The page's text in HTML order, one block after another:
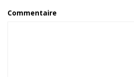
Commentaire